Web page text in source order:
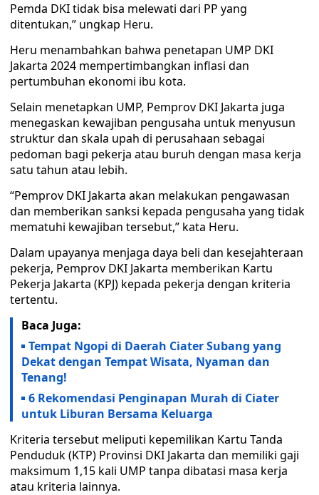
Pemda DKI tidak bisa melewati dari PP yang
ditentukan,” ungkap Heru.
Heru menambahkan bahwa penetapan UMP DKI
Jakarta 2024 mempertimbangkan inflasi dan
pertumbuhan ekonomi ibu kota.
Selain menetapkan UMP, Pemprov DKI Jakarta juga
menegaskan kewajiban pengusaha untuk menyusun
struktur dan skala upah di perusahaan sebagai
pedoman bagi pekerja atau buruh dengan masa kerja
satu tahun atau lebih.
“Pemprov DKI Jakarta akan melakukan pengawasan
dan memberikan sanksi kepada pengusaha yang tidak
mematuhi kewajiban tersebut,” kata Heru.
Dalam upayanya menjaga daya beli dan kesejahteraan
pekerja, Pemprov DKI Jakarta memberikan Kartu
Pekerja Jakarta (KPJ) kepada pekerja dengan kriteria
tertentu.
Baca Juga:
Tempat Ngopi di Daerah Ciater Subang yang
Dekat dengan Tempat Wisata, Nyaman dan
Tenang!
6 Rekomendasi Penginapan Murah di Ciater
untuk Liburan Bersama Keluarga
Kriteria tersebut meliputi kepemilikan Kartu Tanda
Penduduk (KTP) Provinsi DKI Jakarta dan memiliki gaji
maksimum 1,15 kali UMP tanpa dibatasi masa kerja
atau kriteria lainnya.